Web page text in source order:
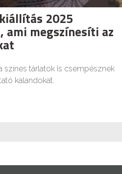
2025
ami megszínesíti az
színes tárlatok is csempésznek
kalandokat.